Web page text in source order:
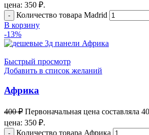
цена: 350 ₽.
Количество товара Madrid
В корзину
-13%
Быстрый просмотр
Добавить в список желаний
Африка
400₽ Первоначальная цена составляла
цена: 350 ₽.
Количество товара Африка